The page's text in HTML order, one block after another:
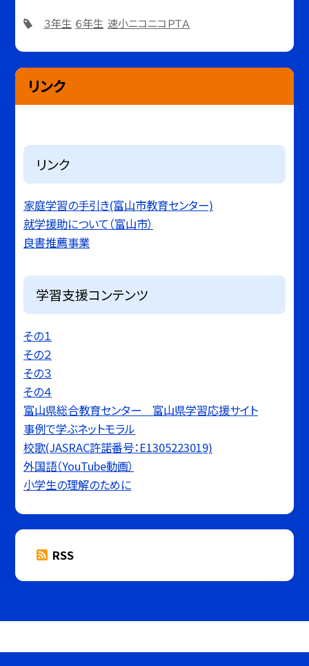
３年生 ６年生 速小ニコニコＰＴＡ
リンク
リンク
家庭学習の手引き(富山市教育センター)
就学援助について（富山市）
良書推薦事業
学習支援コンテンツ
その１
その２
その３
その４
富山県総合教育センター 富山県学習応援サイト
事例で学ぶネットモラル
校歌(JASRAC許諾番号：E1305223019)
外国語（YouTube動画）
小学生の理解のために
RSS